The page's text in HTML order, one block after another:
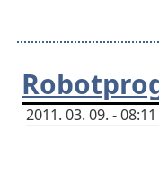
2011. 03. 09. -